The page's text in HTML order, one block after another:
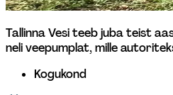
Tallinna Vesi teeb juba teist
neli veepumplat, mille
Kogukond